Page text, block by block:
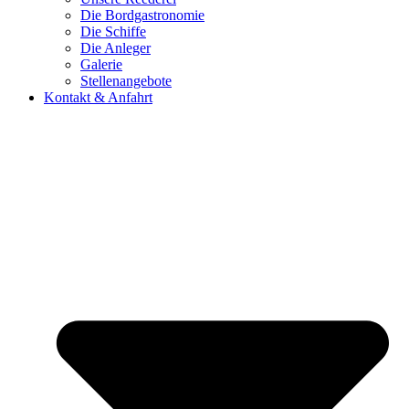
Die Bordgastronomie
Die Schiffe
Die Anleger
Galerie
Stellenangebote
Kontakt & Anfahrt